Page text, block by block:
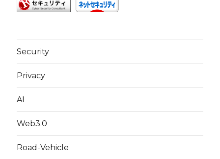
Security
Privacy
AI
Web3.0
Road-Vehicle